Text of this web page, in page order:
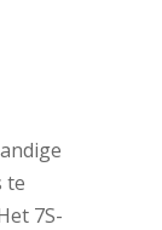
te
7S-